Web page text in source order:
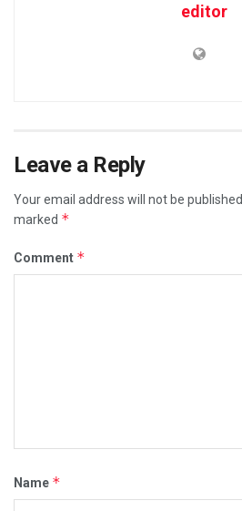
editor
Leave a Reply
Your email address will not be published.
marked *
Comment *
Name *